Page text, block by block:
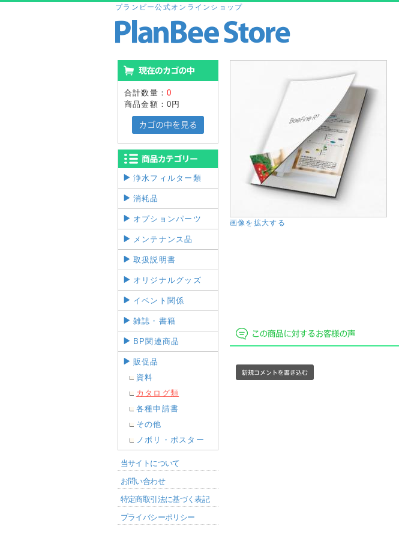
プランビー公式オンラインショップ
合計数量：0
商品金額：0円
浄水フィルター類
消耗品
オプションパーツ
メンテナンス品
取扱説明書
オリジナルグッズ
イベント関係
雑誌・書籍
BP関連商品
販促品
資料
カタログ類
各種申請書
その他
ノボリ・ポスター
当サイトについて
お問い合わせ
特定商取引法に基づく表記
プライバシーポリシー
画像を拡大する